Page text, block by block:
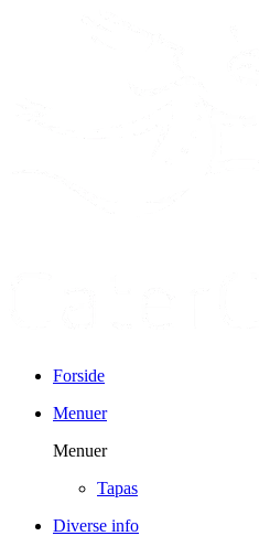
Forside
Menuer
Menuer
Tapas
Diverse info